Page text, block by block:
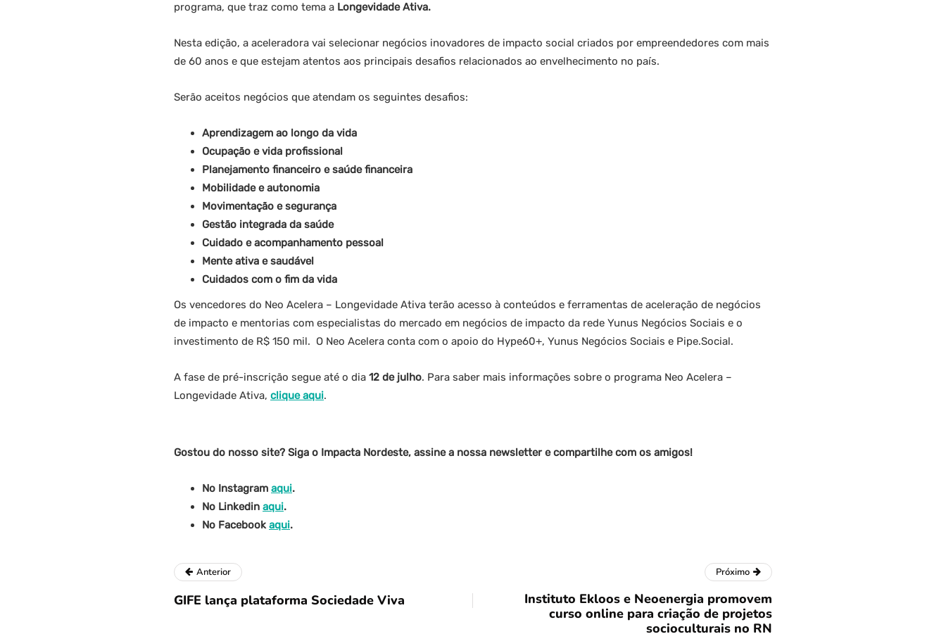
programa, que traz como tema a Longevidade Ativa.
Nesta edição, a aceleradora vai selecionar negócios inovadores de impacto social criados por empreendedores com mais
de 60 anos e que estejam atentos aos principais desafios relacionados ao envelhecimento no país.
Serão aceitos negócios que atendam os seguintes desafios:
Aprendizagem ao longo da vida
Ocupação e vida profissional
Planejamento financeiro e saúde financeira
Mobilidade e autonomia
Movimentação e segurança
Gestão integrada da saúde
Cuidado e acompanhamento pessoal
Mente ativa e saudável
Cuidados com o fim da vida
Os vencedores do Neo Acelera – Longevidade Ativa terão acesso à conteúdos e ferramentas de aceleração de negócios
de impacto e mentorias com especialistas do mercado em negócios de impacto da rede Yunus Negócios Sociais e o
investimento de R$ 150 mil. O Neo Acelera conta com o apoio do Hype60+, Yunus Negócios Sociais e Pipe.Social.
A fase de pré-inscrição segue até o dia 12 de julho. Para saber mais informações sobre o programa Neo Acelera –
Longevidade Ativa, clique aqui.
Gostou do nosso site? Siga o Impacta Nordeste, assine a nossa newsletter e compartilhe com os amigos!
No Instagram aqui.
No Linkedin aqui.
No Facebook aqui.
Anterior
GIFE lança plataforma Sociedade Viva
Próximo
Instituto Ekloos e Neoenergia promovem
curso online para criação de projetos
socioculturais no RN